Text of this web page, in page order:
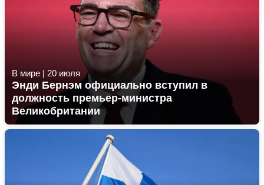
В мире | 20 июля
Энди Бернэм официально вступил в
должность премьер-министра
Великобритании